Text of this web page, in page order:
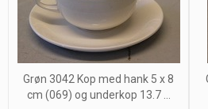
Grøn 3042 Kop med hank 5 x 8
cm (069) og underkop 13.7 ...